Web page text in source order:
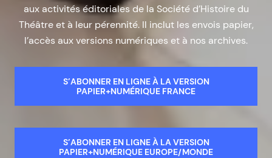
aux activités éditoriales de la Société d’Histoire du
Théâtre et à leur pérennité. Il inclut les envois papier,
l’accès aux versions numériques et à nos archives.
S’ABONNER EN LIGNE À LA VERSION
PAPIER+NUMÉRIQUE FRANCE
S’ABONNER EN LIGNE À LA VERSION
PAPIER+NUMÉRIQUE EUROPE/MONDE